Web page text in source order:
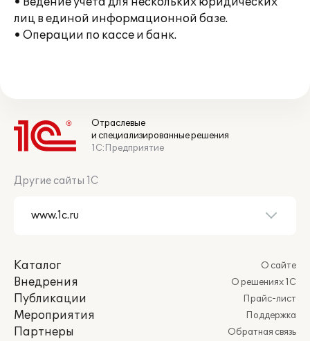
лиц в единой информационной базе.
• Операции по кассе и банк.
Отраслевые
и специализированные решения
1С:Предприятие
Другие сайты 1С
Каталог
Внедрения
Публикации
Мероприятия
Партнеры
О сайте
О решениях 1С
Прайс-лист
Поддержка
Обратная связь